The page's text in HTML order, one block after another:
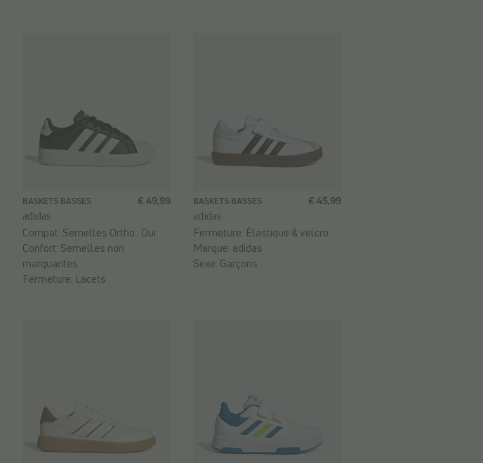
BASKETS BASSES
adidas
€ 49,99
Compat. Semelles Ortho.: Oui
Confort: Semelles non
marquantes
Fermeture: Lacets
BASKETS BASSES
adidas
€ 45,99
Fermeture: Élastique & velcro
Marque: adidas
Sexe: Garçons